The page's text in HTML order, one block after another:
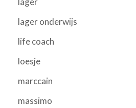
lager onderwijs
life coach
loesje
marccain
massimo